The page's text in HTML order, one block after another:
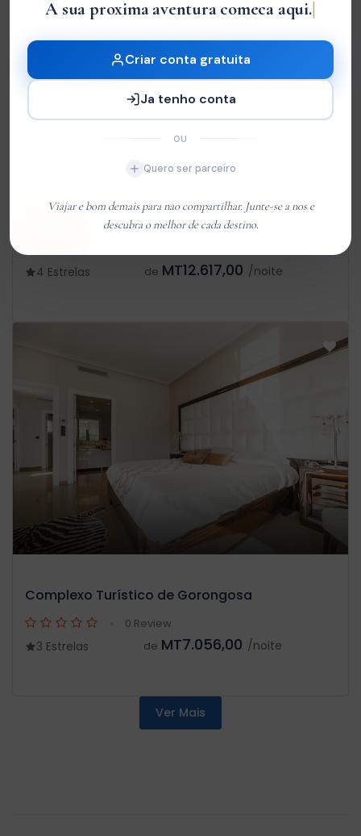
Maringue Lodge
4 Estrelas de MT12.617,00 /noite
Complexo Turístico de Gorongosa
0 Review
3 Estrelas de MT7.056,00 /noite
Ver Mais
A sua proxima aventura comeca|
Criar conta gratuita
Ja tenho conta
OU
Quero ser parceiro
Viajar e bom demais para nao compartilhar. Junte-se a nos e
descubra o melhor de cada destino.